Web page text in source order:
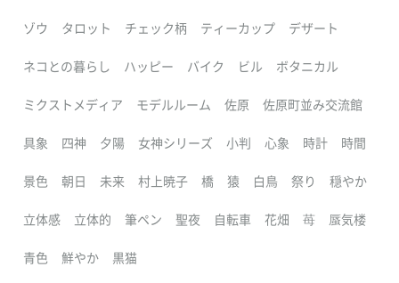
ゾウ タロット チェック柄 ティーカップ デザート
ネコとの暮らし ハッピー バイク ビル ボタニカル
ミクストメディア モデルルーム 佐原 佐原町並み交流館
具象 四神 夕陽 女神シリーズ 小判 心象 時計 時間
景色 朝日 未来 村上暁子 橋 猿 白鳥 祭り 穏やか
立体感 立体的 筆ペン 聖夜 自転車 花畑 苺 蜃気楼
青色 鮮やか 黒猫